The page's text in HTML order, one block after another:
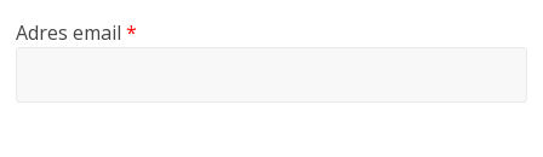
Adres email*